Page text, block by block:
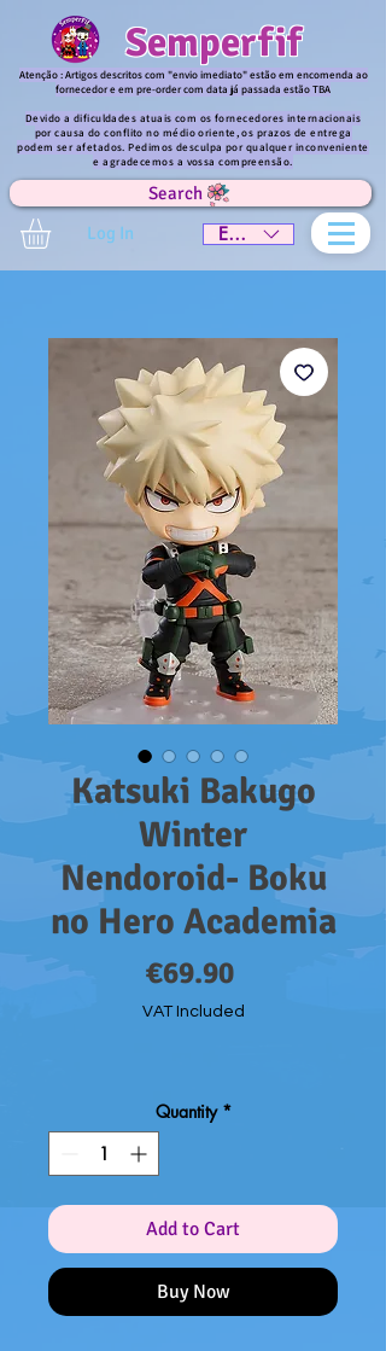
Semperfif
Atenção : Artigos descritos com "envio imediato" estão em encomenda ao
fornecedor e em pre-order com data já passada estão TBA
Devido a dificuldades atuais com os fornecedores internacionais
por causa do conflito no médio oriente, os prazos de entrega
podem ser afetados. Pedimos desculpa por qualquer inconveniente
e agradecemos a vossa compreensão.
Search
Log In
EUR (€)
Katsuki Bakugo
Winter
Nendoroid- Boku
no Hero Academia
€69.90Price
VAT Included
Quantity *
Add to Cart
Buy Now